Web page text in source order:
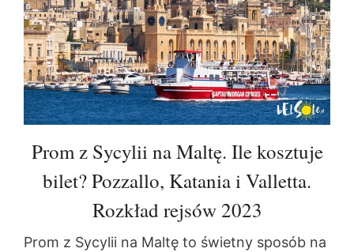
Prom z Sycylii na Maltę. Ile kosztuje
bilet? Pozzallo, Katania i Valletta.
Rozkład rejsów 2023
Prom z Sycylii na Maltę to świetny sposób na